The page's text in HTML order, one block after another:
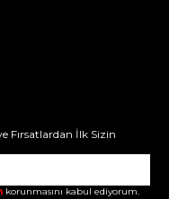
Fırsatlardan İlk Sizin
korunmasını kabul ediyorum.